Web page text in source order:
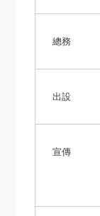
總務
出設
宣傳